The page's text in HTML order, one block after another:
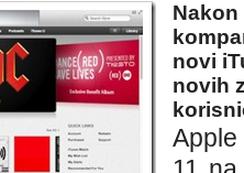
Nakon
novi
novih